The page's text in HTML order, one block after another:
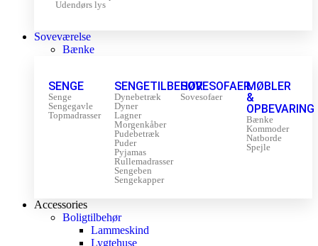
Udendørs lys
Soveværelse
Bænke
SENGE
Senge
Sengegavle
Topmadrasser
SENGETILBEHØR
Dynebetræk
Dyner
Lagner
Morgenkåber
Pudebetræk
Puder
Pyjamas
Rullemadrasser
Sengeben
Sengekapper
SOVESOFAER
Sovesofaer
MØBLER
&
OPBEVARING
Bænke
Kommoder
Natborde
Spejle
Accessories
Boligtilbehør
Lammeskind
Lygtehuse